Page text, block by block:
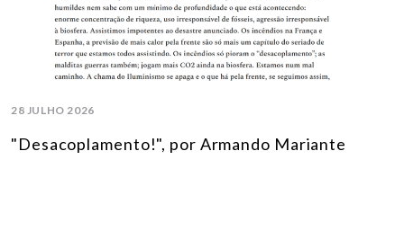
28 JULHO 2026
"Desacoplamento!", por Armando Mariante